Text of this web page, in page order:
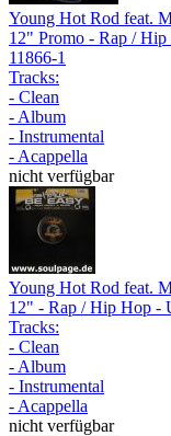
Young Hot Rod feat.
12" Promo - Rap /
11866-1
Tracks:
- Clean
- Album
- Instrumental
- Acappella
nicht verfügbar
Young Hot Rod feat.
12" - Rap / Hip Hop -
Tracks:
- Clean
- Album
- Instrumental
- Acappella
nicht verfügbar